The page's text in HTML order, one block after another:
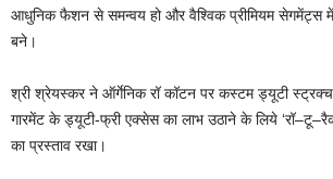
आधुनिक फैशन से समन्वय हो और वैश्विक प्रीमियम सेगमेंट्स में
बने।
श्री श्रेयस्कर ने ऑर्गेनिक रॉ कॉटन पर कस्टम ड्यूटी
गारमेंट के ड्यूटी-फ्री एक्सेस का लाभ उठाने के लिये
का प्रस्ताव रखा।